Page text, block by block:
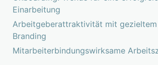
Einarbeitung
Arbeitgeberattraktivität mit
Branding
Mitarbeiterbindungswirksame